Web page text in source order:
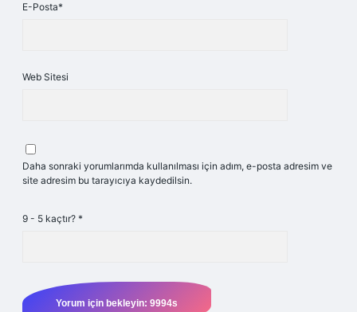
E-Posta*
Web Sitesi
Daha sonraki yorumlarımda kullanılması için adım, e-posta adresim ve
site adresim bu tarayıcıya kaydedilsin.
9 - 5 kaçtır? *